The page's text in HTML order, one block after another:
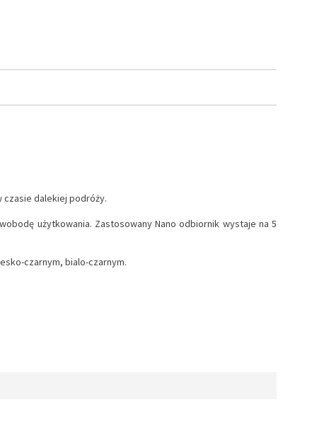
czasie dalekiej podróży.
użytkowania. Zastosowany Nano odbiornik wystaje na 5
czarnym, bialo-czarnym.